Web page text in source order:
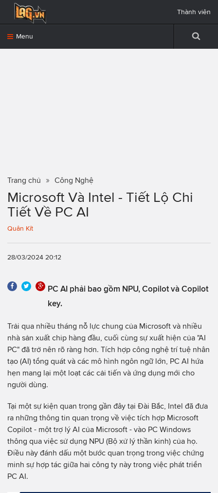
Menu
Thành viên
Trang chủ Công Nghệ
Microsoft Và Intel - Tiết Lộ Chi
Tiết Về PC AI
Quân Kít
28/03/2024 20:12
PC AI phải bao gồm NPU, Copilot và Copilot
key.
Trải qua nhiều tháng nỗ lực chung của Microsoft và nhiều
nhà sản xuất chip hàng đầu, cuối cùng sự xuất hiện của "AI
PC" đã trở nên rõ ràng hơn. Tích hợp công nghệ trí tuệ nhân
tạo (AI) tổng quát và các mô hình ngôn ngữ lớn, PC AI hứa
hẹn mang lại một loạt các cải tiến và ứng dụng mới cho
người dùng.
Tại một sự kiện quan trọng gần đây tại Đài Bắc, Intel đã đưa
ra những thông tin quan trọng về việc tích hợp Microsoft
Copilot - một trợ lý AI của Microsoft - vào PC Windows
thông qua việc sử dụng NPU (Bộ xử lý thần kinh) của họ.
Điều này đánh dấu một bước quan trọng trong việc chứng
minh sự hợp tác giữa hai công ty này trong việc phát triển
PC AI.